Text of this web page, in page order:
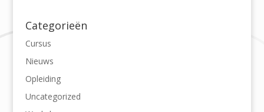
Categorieën
Cursus
Nieuws
Opleiding
Uncategorized